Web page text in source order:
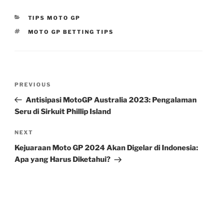
CATEGORIES
TIPS MOTO GP
TAGS
MOTO GP BETTING TIPS
Previous
Post
PREVIOUS
Antisipasi MotoGP Australia 2023: Pengalaman
Seru di Sirkuit Phillip Island
Next
Post
NEXT
Kejuaraan Moto GP 2024 Akan Digelar di Indonesia:
Apa yang Harus Diketahui?